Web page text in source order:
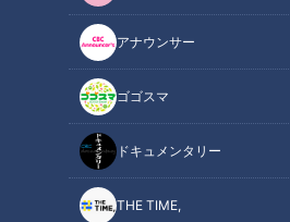
アナウンサー
ゴゴスマ
ドキュメンタリー
THE TIME,